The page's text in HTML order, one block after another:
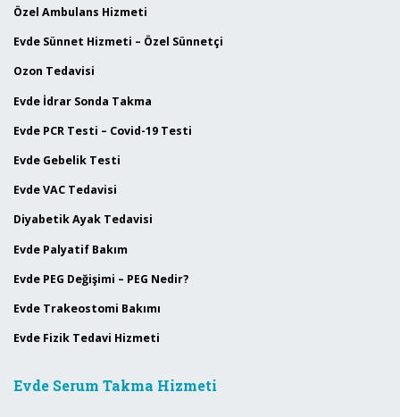
Özel Ambulans Hizmeti
Evde Sünnet Hizmeti – Özel Sünnetçi
Ozon Tedavisi
Evde İdrar Sonda Takma
Evde PCR Testi – Covid-19 Testi
Evde Gebelik Testi
Evde VAC Tedavisi
Diyabetik Ayak Tedavisi
Evde Palyatif Bakım
Evde PEG Değişimi – PEG Nedir?
Evde Trakeostomi Bakımı
Evde Fizik Tedavi Hizmeti
Evde Serum Takma Hizmeti